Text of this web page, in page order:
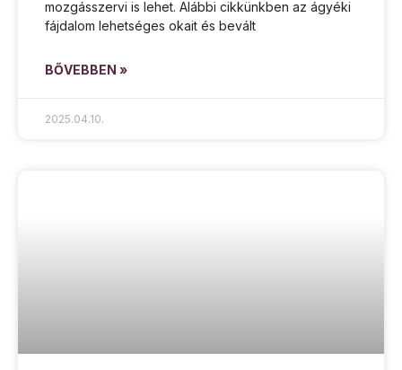
mozgásszervi is lehet. Alábbi cikkünkben az ágyéki
fájdalom lehetséges okait és bevált
BŐVEBBEN »
2025.04.10.